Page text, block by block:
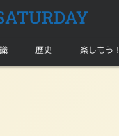
歴史 楽しもう！